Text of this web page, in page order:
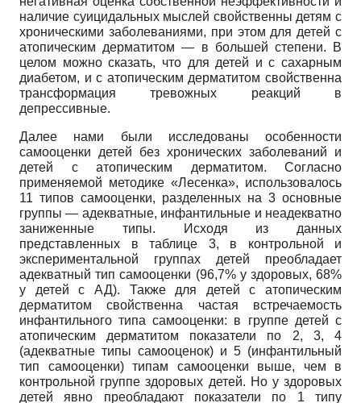
наличие суицидальных мыслей свойственны детям с
хроническими заболеваниями, при этом для детей с
атопическим дерматитом — в большей степени. В
целом можно сказать, что для детей и с сахарным
диабетом, и с атопическим дерматитом свойственна
трансформация тревожных реакций в
депрессивные.
Далее нами были исследованы особенности
самооценки детей без хронических заболеваний и
детей с атопическим дерматитом. Согласно
применяемой методике «Лесенка», использовалось
11 типов самооценки, разделенных на 3 основные
группы — адекватные, инфантильные и неадекватно
заниженные типы. Исходя из данных
представленных в таблице 3, в контрольной и
экспериментальной группах детей преобладает
адекватный тип самооценки (96,7% у здоровых, 68%
у детей с АД). Также для детей с атопическим
дерматитом свойственна частая встречаемость
инфантильного типа самооценки: в группе детей с
атопическим дерматитом показатели по 2, 3, 4
(адекватные типы самооценок) и 5 (инфантильный
тип самооценки) типам самооценки выше, чем в
контрольной группе здоровых детей. Но у здоровых
детей явно преобладают показатели по 1 типу